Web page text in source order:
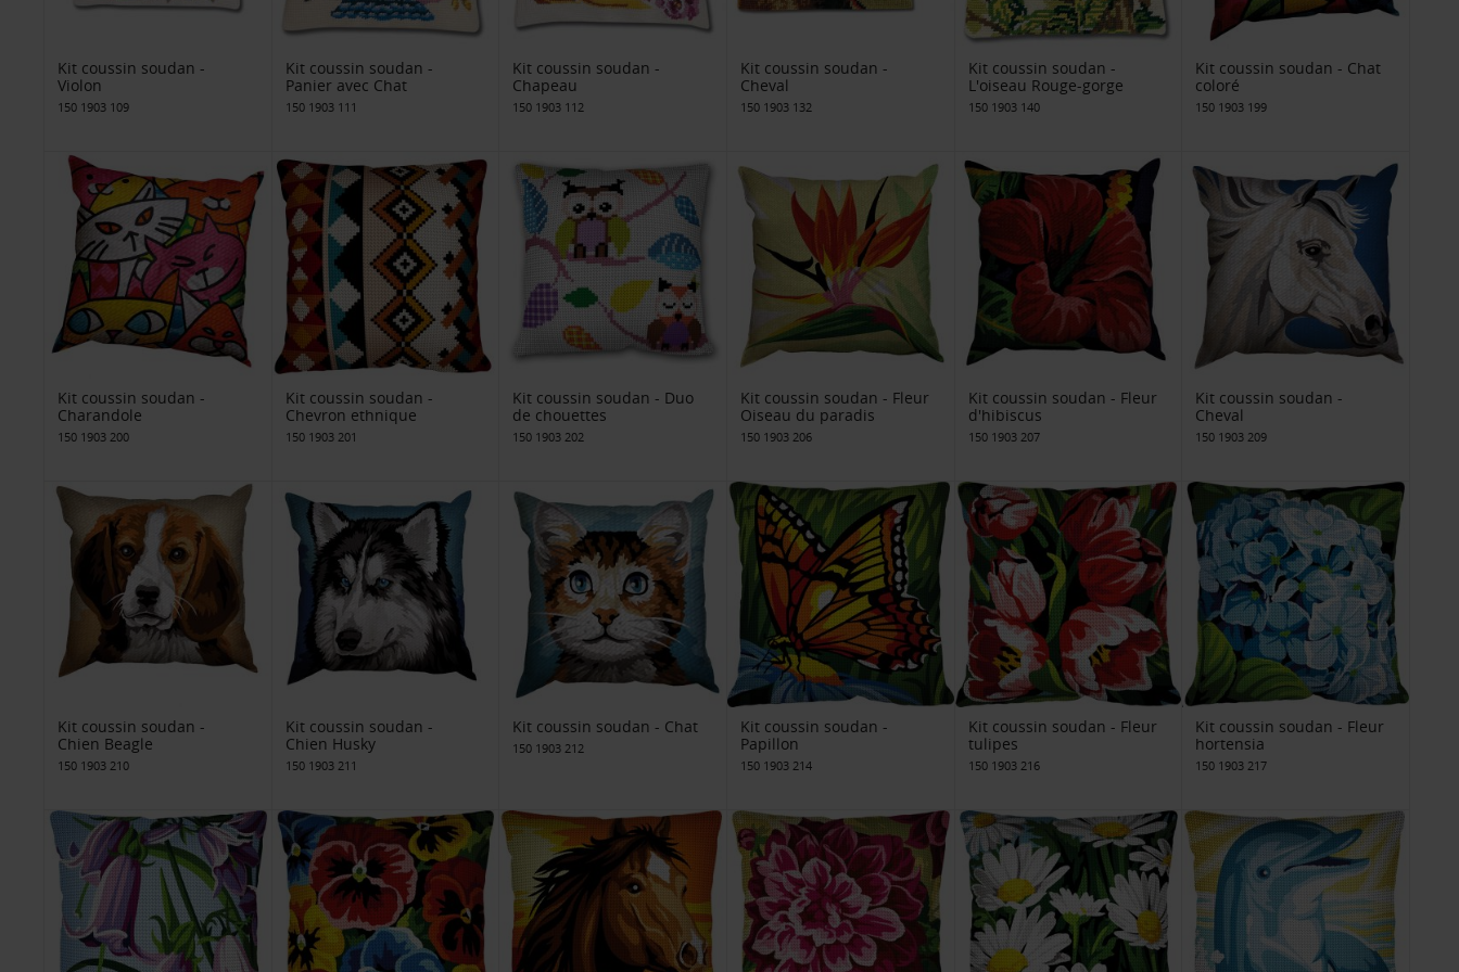
Kit coussin soudan -
Violon
150 1903 109
Kit coussin soudan -
Panier avec Chat
150 1903 111
Kit coussin soudan -
Chapeau
150 1903 112
Kit coussin soudan -
Cheval
150 1903 132
Kit coussin soudan -
L'oiseau Rouge-gorge
150 1903 140
Kit coussin soudan - Chat
coloré
150 1903 199
Kit coussin soudan -
Charandole
150 1903 200
Kit coussin soudan -
Chevron ethnique
150 1903 201
Kit coussin soudan - Duo
de chouettes
150 1903 202
Kit coussin soudan - Fleur
Oiseau du paradis
150 1903 206
Kit coussin soudan - Fleur
d'hibiscus
150 1903 207
Kit coussin soudan -
Cheval
150 1903 209
Kit coussin soudan -
Chien Beagle
150 1903 210
Kit coussin soudan -
Chien Husky
150 1903 211
Kit coussin soudan - Chat
150 1903 212
Kit coussin soudan -
Papillon
150 1903 214
Kit coussin soudan - Fleur
tulipes
150 1903 216
Kit coussin soudan - Fleur
hortensia
150 1903 217